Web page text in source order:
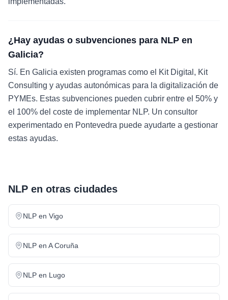
¿Hay ayudas o subvenciones para NLP en
Galicia?
Sí. En Galicia existen programas como el Kit Digital, Kit
Consulting y ayudas autonómicas para la digitalización de
PYMEs. Estas subvenciones pueden cubrir entre el 50% y
el 100% del coste de implementar NLP. Un consultor
experimentado en Pontevedra puede ayudarte a gestionar
estas ayudas.
NLP en otras ciudades
NLP en Vigo
NLP en A Coruña
NLP en Lugo